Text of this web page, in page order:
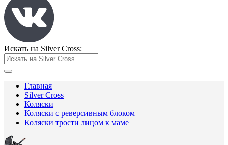
Искать на Silver Cross:
Главная
Silver Cross
Коляски
Коляски с реверсивным блоком
Коляски трости лицом к маме